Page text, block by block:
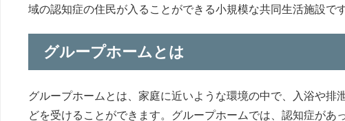
域の認知症の住民が入ることができる小規模な共同生活施設です
グループホームとは
グループホームとは、家庭に近いような環境の中で、入浴や
どを受けることができます。グループホームでは、認知症が